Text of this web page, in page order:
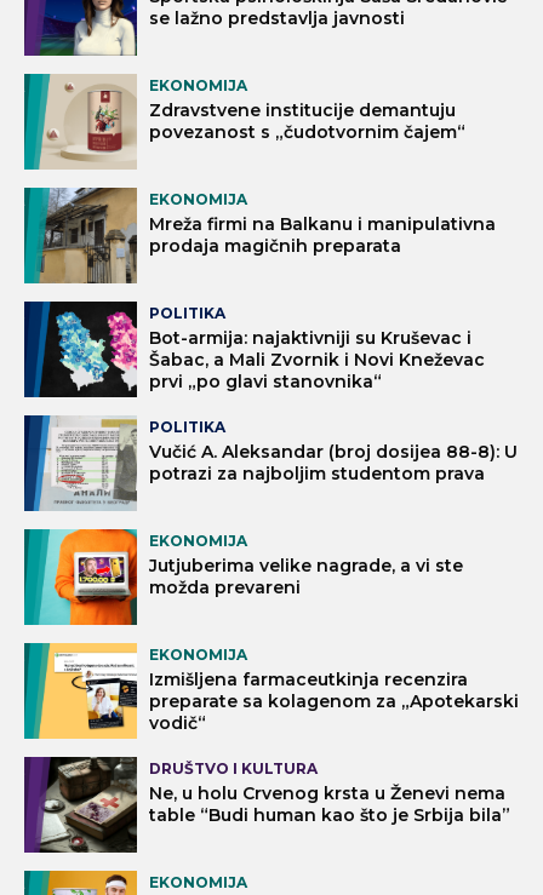
se lažno predstavlja javnosti
EKONOMIJA
Zdravstvene institucije demantuju
povezanost s „čudotvornim čajem“
EKONOMIJA
Mreža firmi na Balkanu i manipulativna
prodaja magičnih preparata
POLITIKA
Bot-armija: najaktivniji su Kruševac i
Šabac, a Mali Zvornik i Novi Kneževac
prvi „po glavi stanovnika“
POLITIKA
Vučić A. Aleksandar (broj dosijea 88-8): U
potrazi za najboljim studentom prava
EKONOMIJA
Jutjuberima velike nagrade, a vi ste
možda prevareni
EKONOMIJA
Izmišljena farmaceutkinja recenzira
preparate sa kolagenom za „Apotekarski
vodič“
DRUŠTVO I KULTURA
Ne, u holu Crvenog krsta u Ženevi nema
table “Budi human kao što je Srbija bila”
EKONOMIJA